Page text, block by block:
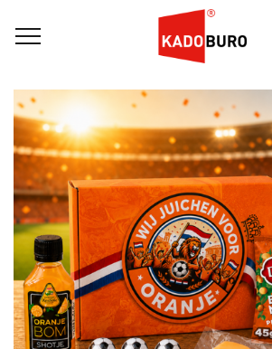
Home
WK pakketten
RELATIEGESCHENK WK PAKKET: ORANJE